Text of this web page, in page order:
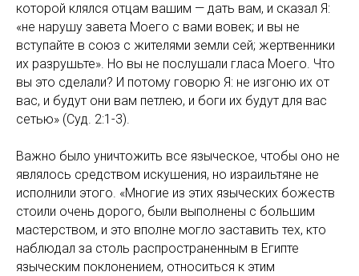
которой клялся отцам вашим — дать вам, и сказал Я:
«не нарушу завета Моего с вами вовек; и вы не
вступайте в союз с жителями земли сей; жертвенники
их разрушьте». Но вы не послушали гласа Моего. Что
вы это сделали? И потому говорю Я: не изгоню их от
вас, и будут они вам петлею, и боги их будут для вас
сетью» (Суд. 2:1-3).
Важно было уничтожить все языческое, чтобы оно не
являлось средством искушения, но израильтяне не
исполнили этого. «Многие из этих языческих божеств
стоили очень дорого, были выполнены с большим
мастерством, и это вполне могло заставить тех, кто
наблюдал за столь распространенным в Египте
языческим поклонением, относиться к этим